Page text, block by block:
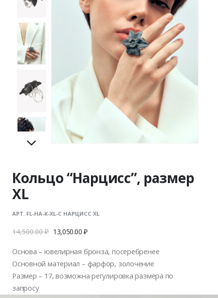
Кольцо “Нарцисс”, размер
XL
АРТ. FL-НА-К-ХL-C НАРЦИСС XL
14,500.00₽ 13,050.00 ₽
Основа – ювелирная бронза, посеребренее
Основной материал – фарфор, золочение
Размер – 17, возможна регулировка размера по
запросу